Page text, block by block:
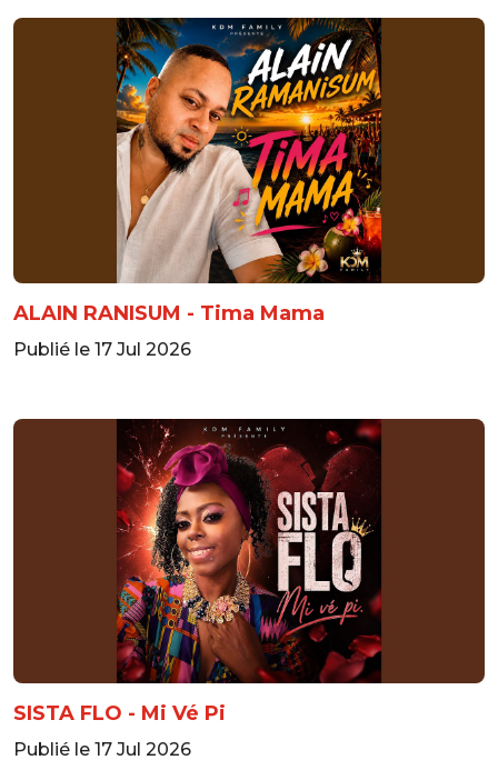
ALAIN RANISUM - Tima Mama
Publié le 17 Jul 2026
SISTA FLO - Mi Vé Pi
Publié le 17 Jul 2026